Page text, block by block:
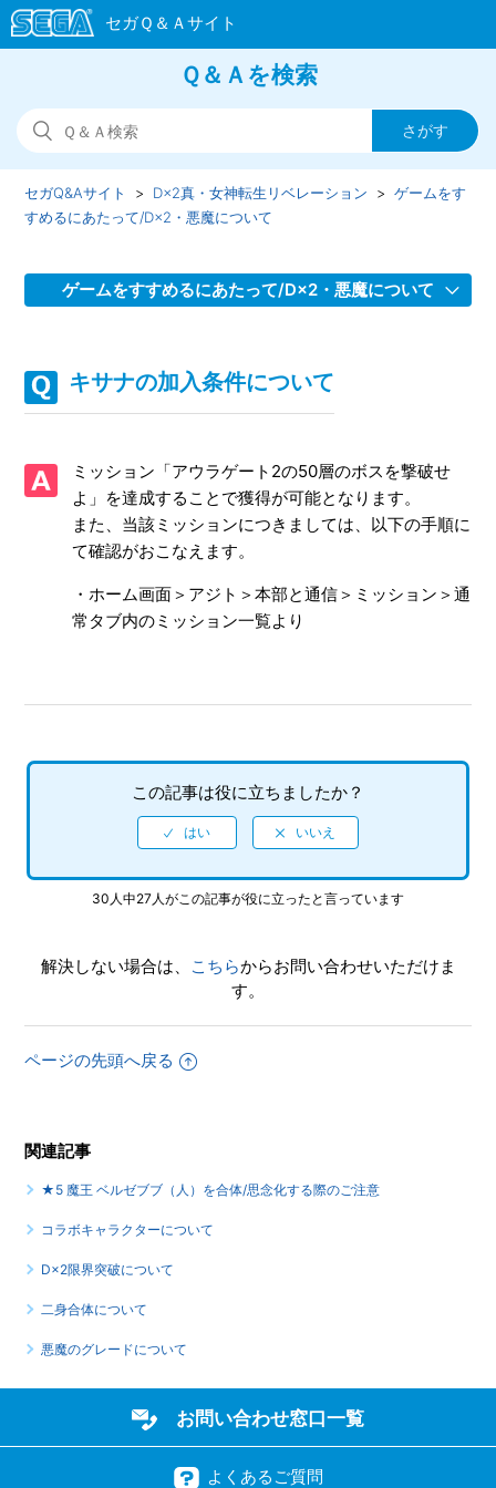
Ｑ＆Ａを検索
セガQ&Aサイト D×2真・女神転生リベレーション
ゲームをす
すめるにあたって/D×2・悪魔について
ゲームをすすめるにあたって/D×2・悪魔について
主人公の性別について
コラボキャラクターについて
キサナの加入条件について
二身合体について
多身合体について
キサナの加入条件について
ミッション「アウラゲート2の50層のボスを撃破せ
よ」を達成することで獲得が可能となります。
また、当該ミッションにつきましては、以下の手順に
て確認がおこなえます。
・ホーム画面＞アジト＞本部と通信＞ミッション＞通
常タブ内のミッション一覧より
この記事は役に立ちましたか？
30人中27人がこの記事が役に立ったと言っています
解決しない場合は、 こちらからお問い合わせいただけま
す。
ページの先頭へ戻る
関連記事
★5 魔王 ベルゼブブ（人）を合体/思念化する際のご注意
コラボキャラクターについて
D×2限界突破について
二身合体について
悪魔のグレードについて
お問い合わせ窓口一覧
よくあるご質問